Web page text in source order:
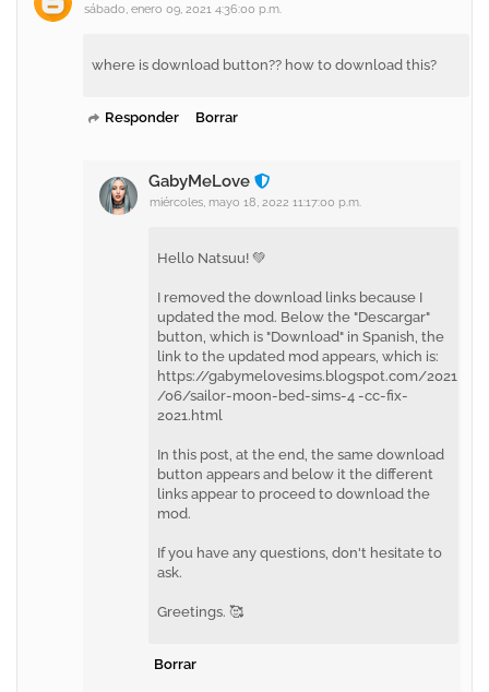
sábado, enero 09, 2021 4:36:00 p.m.
where is download button?? how to download this?
Responder Borrar
GabyMeLove
miércoles, mayo 18, 2022 11:17:00 p.m.
Hello Natsuu! 💚
I removed the download links because I
updated the mod. Below the "Descargar"
button, which is "Download" in Spanish, the
link to the updated mod appears, which is:
https://gabymelovesims.blogspot.com/2021
/06/sailor-moon-bed-sims-4 -cc-fix-
2021.html
In this post, at the end, the same download
button appears and below it the different
links appear to proceed to download the
mod.
If you have any questions, don't hesitate to
ask.
Greetings. 🥰
Borrar